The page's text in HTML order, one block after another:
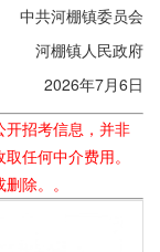
中共河棚镇委员会
河棚镇人民政府
2026年7月6日
开招考信息，并非
任何中介费用。
除。。